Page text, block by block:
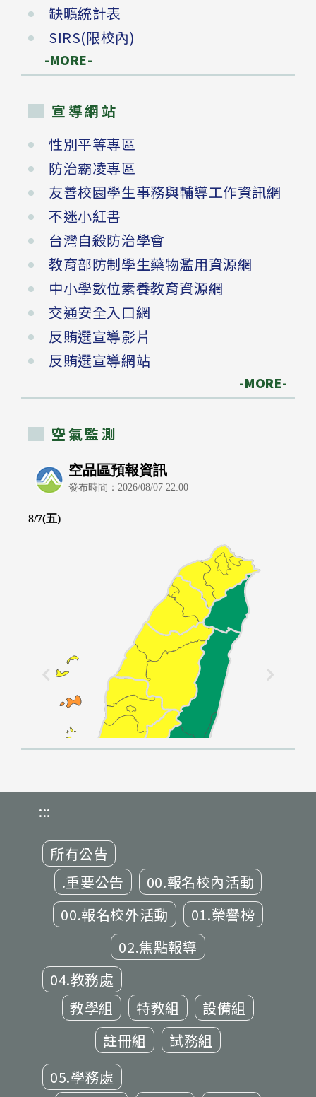
缺曠統計表
SIRS(限校內)
-MORE-
宣導網站
性別平等專區
防治霸凌專區
友善校園學生事務與輔導工作資訊網
不迷小紅書
台灣自殺防治學會
教育部防制學生藥物濫用資源網
中小學數位素養教育資源網
交通安全入口網
反賄選宣導影片
反賄選宣導網站
-MORE-
空氣監測
:::
所有公告
.重要公告
00.報名校內活動
00.報名校外活動
01.榮譽榜
02.焦點報導
04.教務處
教學組
特教組
設備組
註冊組
試務組
05.學務處